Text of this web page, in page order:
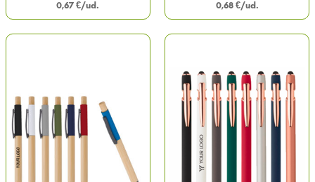
0,67 € 0,68 €